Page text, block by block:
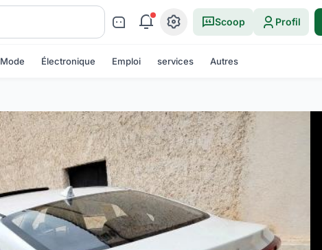
Scoop Profil
Mode Électronique Emploi services Autres